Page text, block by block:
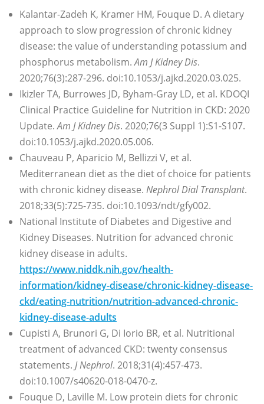
Kalantar-Zadeh K, Kramer HM, Fouque D. A dietary
approach to slow progression of chronic kidney
disease: the value of understanding potassium and
phosphorus metabolism.Am J Kidney Dis.
2020;76(3):287-296. doi:10.1053/j.ajkd.2020.03.025.
Ikizler TA, Burrowes JD, Byham-Gray LD, et al. KDOQI
Clinical Practice Guideline for Nutrition in CKD: 2020
Update.Am J Kidney Dis. 2020;76(3 Suppl 1):S1-S107.
doi:10.1053/j.ajkd.2020.05.006.
Chauveau P, Aparicio M, Bellizzi V, et al.
Mediterranean diet as the diet of choice for patients
with chronic kidney disease. Nephrol Dial Transplant.
2018;33(5):725-735. doi:10.1093/ndt/gfy002.
National Institute of Diabetes and Digestive and
Kidney Diseases. Nutrition for advanced chronic
kidney disease in adults.
https://www.niddk.nih.gov/health-
information/kidney-disease/chronic-kidney-disease-
ckd/eating-nutrition/nutrition-advanced-chronic-
kidney-disease-adults
Cupisti A, Brunori G, Di Iorio BR, et al. Nutritional
treatment of advanced CKD: twenty consensus
statements. J Nephrol. 2018;31(4):457-473.
doi:10.1007/s40620-018-0470-z.
Fouque D, Laville M. Low protein diets for chronic